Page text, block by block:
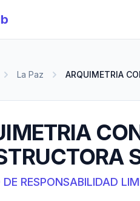
La Paz ARQUIMETRIA
DE RESPONSABILIDAD